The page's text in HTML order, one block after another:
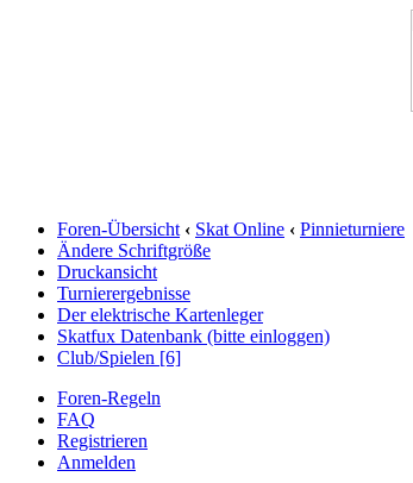
Foren-Übersicht ‹ Skat Online ‹ Pinnieturniere
Ändere Schriftgröße
Druckansicht
Turnierergebnisse
Der elektrische Kartenleger
Skatfux Datenbank (bitte einloggen)
Club/Spielen [6]
Foren-Regeln
FAQ
Registrieren
Anmelden